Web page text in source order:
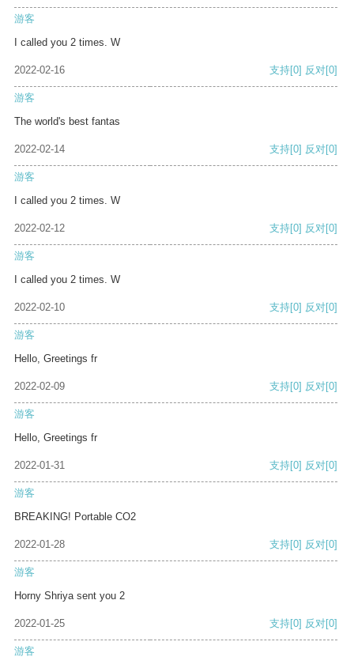
游客
I called you 2 times. W
2022-02-16 支持[0] 反对[0]
游客
The world's best fantas
2022-02-14 支持[0] 反对[0]
游客
I called you 2 times. W
2022-02-12 支持[0] 反对[0]
游客
I called you 2 times. W
2022-02-10 支持[0] 反对[0]
游客
Hello, Greetings fr
2022-02-09 支持[0] 反对[0]
游客
Hello, Greetings fr
2022-01-31 支持[0] 反对[0]
游客
BREAKING! Portable CO2
2022-01-28 支持[0] 反对[0]
游客
Horny Shriya sent you 2
2022-01-25 支持[0] 反对[0]
游客